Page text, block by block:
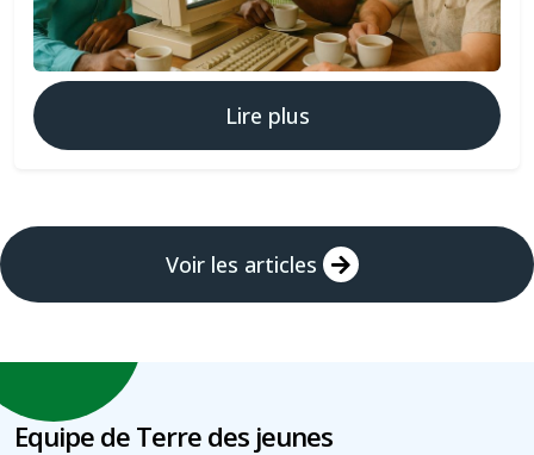
Lire plus
Voir les articles
Equipe de Terre des jeunes